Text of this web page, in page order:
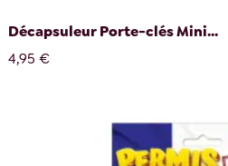
Décapsuleur Porte-clés Mini...
4,95 €